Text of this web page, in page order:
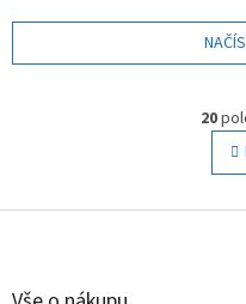
časovač •...
20
Z